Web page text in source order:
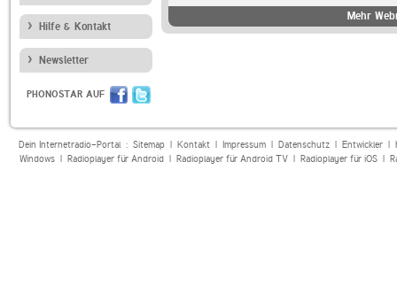
Hilfe & Kontakt
Newsletter
PHONOSTAR AUF
Mehr
Dein Internetradio-Portal : Sitemap| Kontakt| Impressum| Datenschutz| Entwickler|
Windows| Radioplayer für Android| Radioplayer für Android TV| Radioplayer für iOS|